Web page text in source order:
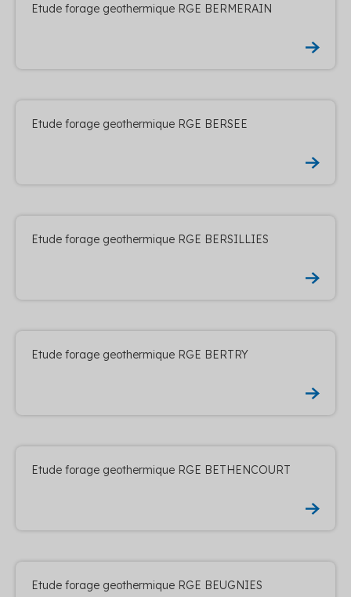
Etude forage geothermique RGE BERMERAIN
Etude forage geothermique RGE BERSEE
Etude forage geothermique RGE BERSILLIES
Etude forage geothermique RGE BERTRY
Etude forage geothermique RGE BETHENCOURT
Etude forage geothermique RGE BEUGNIES